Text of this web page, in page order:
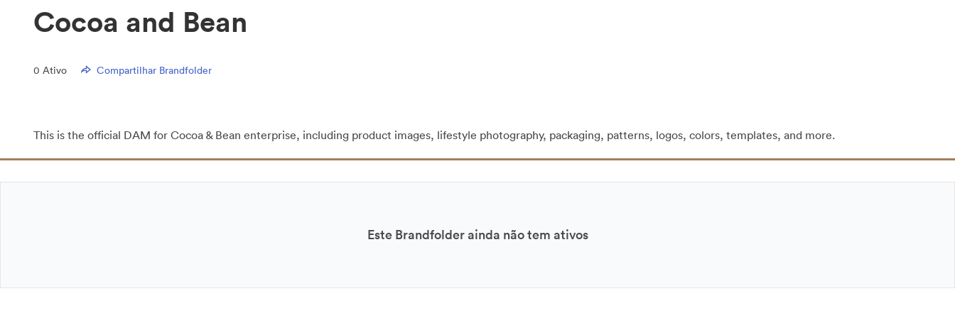
Cocoa and Bean
0 Ativo Compartilhar Brandfolder
This is the official DAM for Cocoa & Bean enterprise, including product images, lifestyle photography, packaging, patterns, logos, colors, templates, and more.
Este Brandfolder ainda não tem ativos